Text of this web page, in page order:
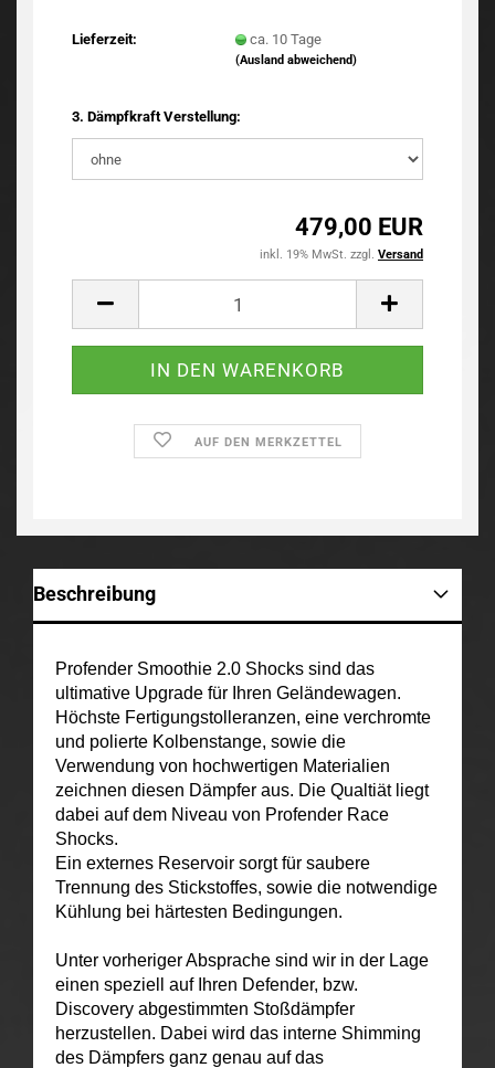
Lieferzeit: ca. 10 Tage
(Ausland abweichend)
3. Dämpfkraft Verstellung:
479,00 EUR
inkl. 19% MwSt. zzgl. Versand
AUF DEN MERKZETTEL
Beschreibung
Profender Smoothie 2.0 Shocks sind das
ultimative Upgrade für Ihren Geländewagen.
Höchste Fertigungstolleranzen, eine verchromte
und polierte Kolbenstange, sowie die
Verwendung von hochwertigen Materialien
zeichnen diesen Dämpfer aus. Die Qualtiät liegt
dabei auf dem Niveau von Profender Race
Shocks.
Ein externes Reservoir sorgt für saubere
Trennung des Stickstoffes, sowie die notwendige
Kühlung bei härtesten Bedingungen.
Unter vorheriger Absprache sind wir in der Lage
einen speziell auf Ihren Defender, bzw.
Discovery abgestimmten Stoßdämpfer
herzustellen. Dabei wird das interne Shimming
des Dämpfers ganz genau auf das